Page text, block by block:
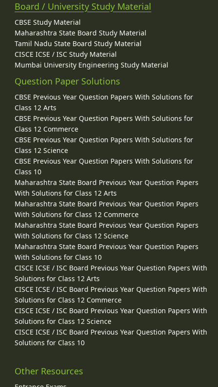
Board / University Study Material
CBSE Study Material
Maharashtra State Board Study Material
Tamil Nadu State Board Study Material
CISCE ICSE / ISC Study Material
Mumbai University Engineering Study Material
Question Paper Solutions
CBSE Previous Year Question Papers With Solutions for
Class 12 Arts
CBSE Previous Year Question Papers With Solutions for
Class 12 Commerce
CBSE Previous Year Question Papers With Solutions for
Class 12 Science
CBSE Previous Year Question Papers With Solutions for
Class 10
Maharashtra State Board Previous Year Question Papers
With Solutions for Class 12 Arts
Maharashtra State Board Previous Year Question Papers
With Solutions for Class 12 Commerce
Maharashtra State Board Previous Year Question Papers
With Solutions for Class 12 Science
Maharashtra State Board Previous Year Question Papers
With Solutions for Class 10
CISCE ICSE / ISC Board Previous Year Question Papers With
Solutions for Class 12 Arts
CISCE ICSE / ISC Board Previous Year Question Papers With
Solutions for Class 12 Commerce
CISCE ICSE / ISC Board Previous Year Question Papers With
Solutions for Class 12 Science
CISCE ICSE / ISC Board Previous Year Question Papers With
Solutions for Class 10
Other Resources